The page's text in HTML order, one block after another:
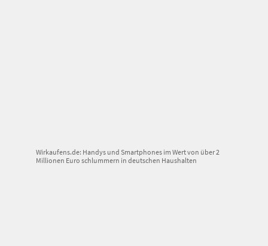
Wirkaufens.de: Handys und Smartphones im Wert von über 2
Millionen Euro schlummern in deutschen Haushalten